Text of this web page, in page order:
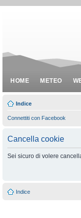
HOME METEO
Indice
Connettiti con Facebook
Cancella cookie
Sei sicuro di volere
Indice